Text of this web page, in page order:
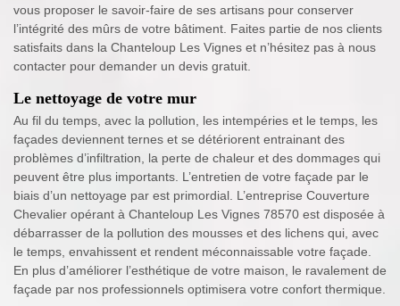
vous proposer le savoir-faire de ses artisans pour conserver
l’intégrité des mûrs de votre bâtiment. Faites partie de nos clients
satisfaits dans la Chanteloup Les Vignes et n’hésitez pas à nous
contacter pour demander un devis gratuit.
Le nettoyage de votre mur
Au fil du temps, avec la pollution, les intempéries et le temps, les
façades deviennent ternes et se détériorent entrainant des
problèmes d’infiltration, la perte de chaleur et des dommages qui
peuvent être plus importants. L’entretien de votre façade par le
biais d’un nettoyage par est primordial. L’entreprise Couverture
Chevalier opérant à Chanteloup Les Vignes 78570 est disposée à
débarrasser de la pollution des mousses et des lichens qui, avec
le temps, envahissent et rendent méconnaissable votre façade.
En plus d’améliorer l’esthétique de votre maison, le ravalement de
façade par nos professionnels optimisera votre confort thermique.